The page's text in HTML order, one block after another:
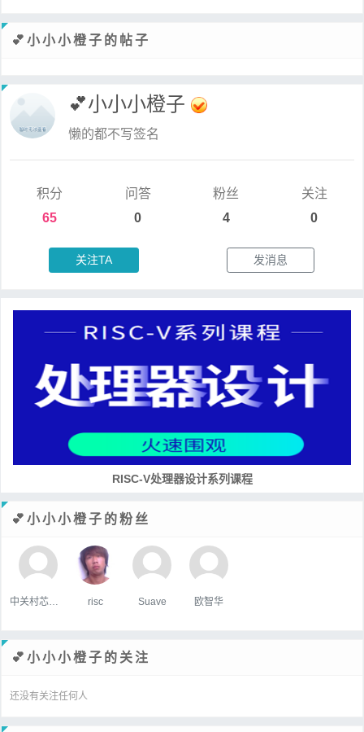
💕小小小橙子的帖子
💕小小小橙子
懒的都不写签名
积分
65
问答
0
粉丝
4
关注
0
关注TA 发消息
RISC-V处理器设计系列课程
💕小小小橙子的粉丝
risc Suave 欧智华
💕小小小橙子的关注
还没有关注任何人